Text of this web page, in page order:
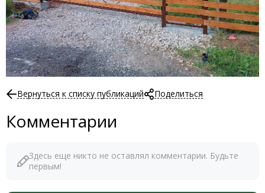
Вернуться к списку публикаций Поделиться
Комментарии
Здесь еще никто не оставлял комментарии. Будьте
первым!